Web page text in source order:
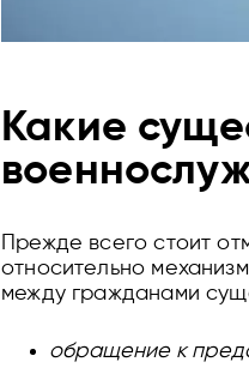
Какие
Прежде всего стоит
относительно
между гражданами
обращение к